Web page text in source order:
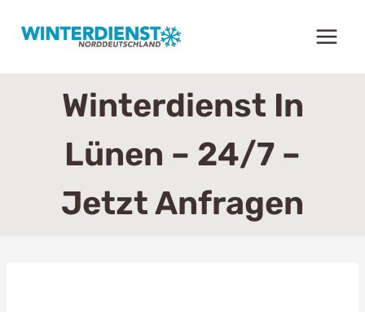
Inhalt
Winterdienst In
Lünen – 24/7 –
Jetzt Anfragen